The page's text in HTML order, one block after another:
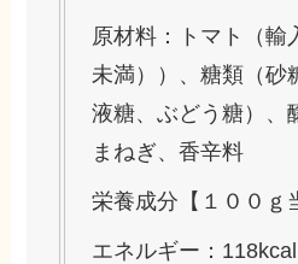
原材料：トマト（輸
未満））、糖類（砂
液糖、ぶどう糖）、
まねぎ、香辛料
栄養成分 【１００ｇ
エネルギー：